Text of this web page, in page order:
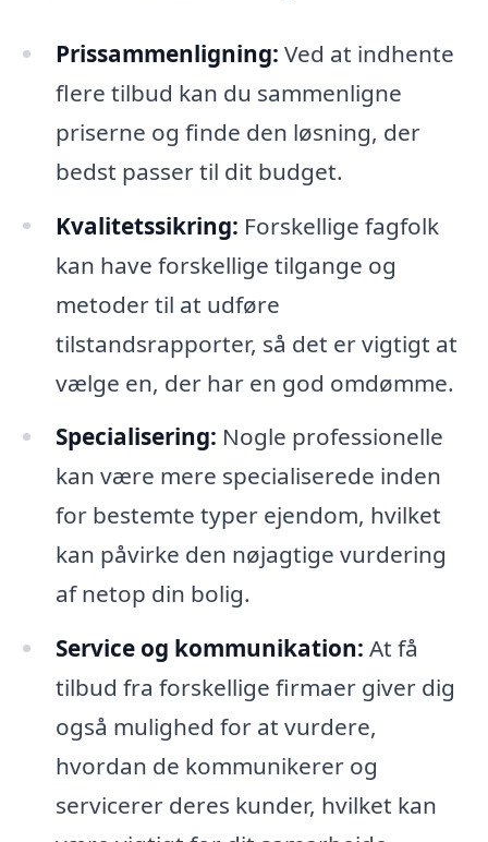
Prissammenligning: Ved at indhente
flere tilbud kan du sammenligne
priserne og finde den løsning, der
bedst passer til dit budget.
Kvalitetssikring: Forskellige fagfolk
kan have forskellige tilgange og
metoder til at udføre
tilstandsrapporter, så det er vigtigt at
vælge en, der har en god omdømme.
Specialisering: Nogle professionelle
kan være mere specialiserede inden
for bestemte typer ejendom, hvilket
kan påvirke den nøjagtige vurdering
af netop din bolig.
Service og kommunikation: At få
tilbud fra forskellige firmaer giver dig
også mulighed for at vurdere,
hvordan de kommunikerer og
servicerer deres kunder, hvilket kan